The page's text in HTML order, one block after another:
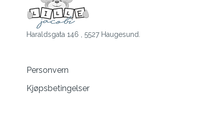
Haraldsgata 146 , 5527 Haugesund.
Personvern
Kjøpsbetingelser